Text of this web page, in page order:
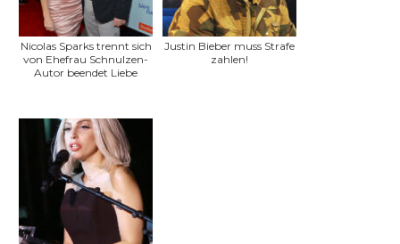
Nicolas Sparks trennt sich
von Ehefrau Schnulzen-
Autor beendet Liebe
Justin Bieber muss Strafe
zahlen!